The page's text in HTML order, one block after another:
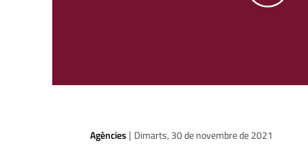
Agències | Dimarts, 30 de novembre de 2021